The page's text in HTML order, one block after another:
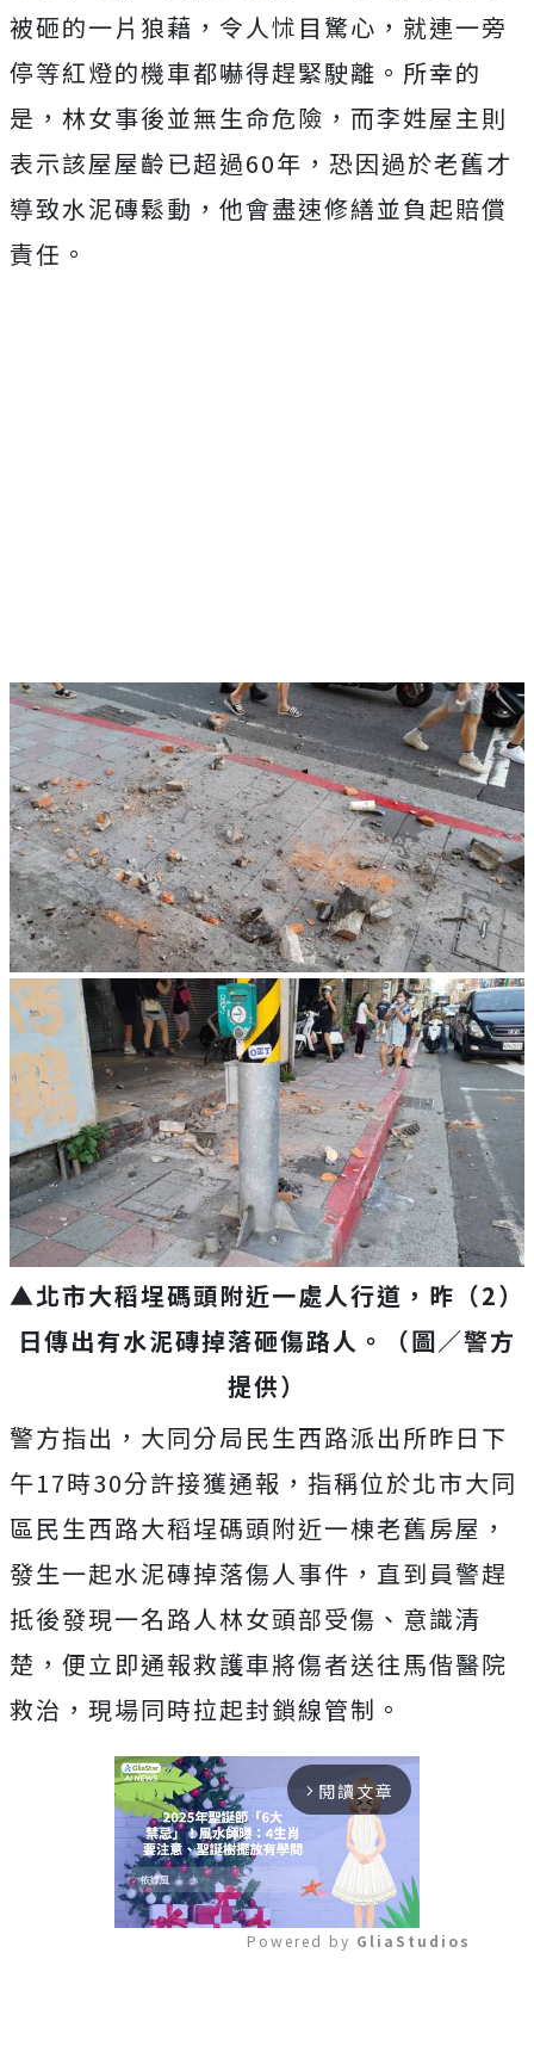
被砸的一片狼藉，令人怵目驚心，就連一旁
停等紅燈的機車都嚇得趕緊駛離。所幸的
是，林女事後並無生命危險，而李姓屋主則
表示該屋屋齡已超過60年，恐因過於老舊才
導致水泥磚鬆動，他會盡速修繕並負起賠償
責任。
▲北市大稻埕碼頭附近一處人行道，昨（2）
日傳出有水泥磚掉落砸傷路人。（圖／警方
提供）
警方指出，大同分局民生西路派出所昨日下
午17時30分許接獲通報，指稱位於北市大同
區民生西路大稻埕碼頭附近一棟老舊房屋，
發生一起水泥磚掉落傷人事件，直到員警趕
抵後發現一名路人林女頭部受傷、意識清
楚，便立即通報救護車將傷者送往馬偕醫院
救治，現場同時拉起封鎖線管制。
arrow_forward_ios 閱讀文章
Powered by GliaStudios